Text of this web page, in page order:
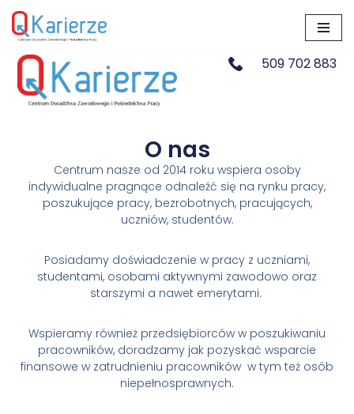
Przejdź
do
treści
509 702 883
O nas
Centrum nasze od 2014 roku wspiera osoby
indywidualne pragnące odnaleźć się na rynku pracy,
poszukujące pracy, bezrobotnych, pracujących,
uczniów, studentów.
Posiadamy doświadczenie w pracy z uczniami,
studentami, osobami aktywnymi zawodowo oraz
starszymi a nawet emerytami.
Wspieramy również przedsiębiorców w poszukiwaniu
pracowników, doradzamy jak pozyskać wsparcie
finansowe w zatrudnieniu pracowników w tym też osób
niepełnosprawnych.